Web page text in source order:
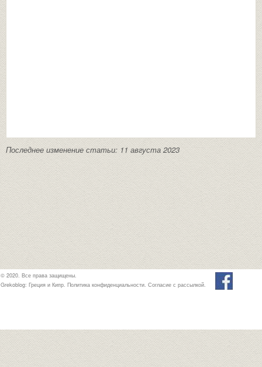
Последнее изменение статьи: 11 августа 2023
© 2020. Все права защищены.
Grekoblog: Греция и Кипр. Политика конфиденциальности. Согласие с рассылкой.